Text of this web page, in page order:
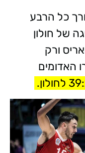
כל הרבע
ל- 16. לחגיגה של חולון
ורק
האדומים